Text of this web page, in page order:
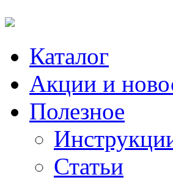
Каталог
Акции и
Полезное
Статьи